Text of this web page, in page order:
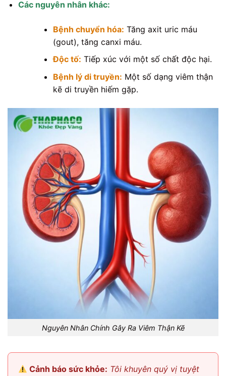
Các nguyên nhân khác:
Bệnh chuyển hóa: Tăng axit uric máu
(gout), tăng canxi máu.
Độc tố: Tiếp xúc với một số chất độc hại.
Bệnh lý di truyền: Một số dạng viêm thận
kẽ di truyền hiếm gặp.
Nguyên Nhân Chính Gây Ra Viêm Thận Kẽ
Cảnh báo sức khỏe: Tôi khuyên quý vị tuyệt